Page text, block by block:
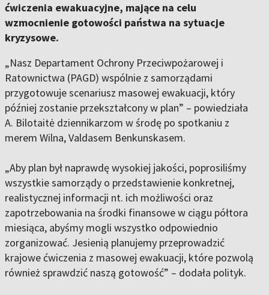
ćwiczenia ewakuacyjne, mające na celu
wzmocnienie gotowości państwa na sytuacje
kryzysowe.
„Nasz Departament Ochrony Przeciwpożarowej i
Ratownictwa (PAGD) wspólnie z samorządami
przygotowuje scenariusz masowej ewakuacji, który
później zostanie przekształcony w plan” – powiedziała
A. Bilotaitė dziennikarzom w środę po spotkaniu z
merem Wilna, Valdasem Benkunskasem.
„Aby plan był naprawdę wysokiej jakości, poprosiliśmy
wszystkie samorządy o przedstawienie konkretnej,
realistycznej informacji nt. ich możliwości oraz
zapotrzebowania na środki finansowe w ciągu półtora
miesiąca, abyśmy mogli wszystko odpowiednio
zorganizować. Jesienią planujemy przeprowadzić
krajowe ćwiczenia z masowej ewakuacji, które pozwolą
również sprawdzić naszą gotowość” – dodała polityk.